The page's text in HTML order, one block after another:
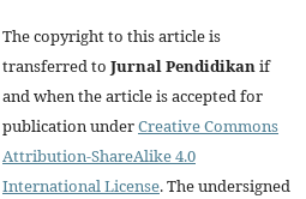
The copyright to this article is
transferred to JurnalPendidikanif
and when the article is accepted for
publication underCreative Commons
Attribution-ShareAlike 4.0
International License. The undersigned